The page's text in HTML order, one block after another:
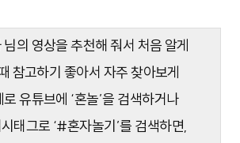
의 영상을 추천해 줘서 처음 알게
참고하기 좋아서 자주 찾아보게
유튜브에 ‘혼놀’을 검색하거나
태그로 ‘#혼자놀기’를 검색하면,